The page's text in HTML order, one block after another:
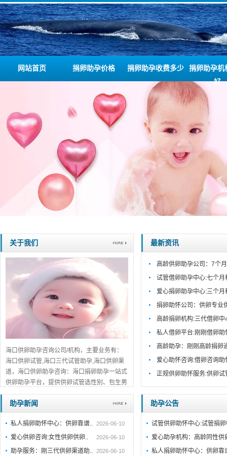
网站首页 捐卵助孕价格 捐卵助孕收费多少
捐卵助孕机
好
关于我们
海口供卵助孕咨询公司/机构，主要业务有：
海口供卵试管,海口三代试管助孕,海口供卵渠
道，海口供卵助孕咨询：海口捐卵助孕一站式
供卵助孕平台，提供供卵试管选性别、包生男
孩包成功服务，海口口碑推荐，免费在线咨
询！...详细>>。。。
最新资讯
高龄供卵助孕公司：7个
试管借卵助孕中心:七个
爱心捐卵助孕中心:三个
捐卵助怀公司：供卵专业
高龄捐卵机构:三代借卵
私人借卵平台:刚刚借卵
高龄助孕：刚刚高龄捐卵
爱心助怀咨询:借卵咨询
正规供卵助怀服务:供卵
助孕新闻
私人捐卵助怀中心：供卵靠谱.. 2026-06-10
爱心供卵咨询:女性供卵供卵.. 2026-06-10
助孕服务：刚三代供卵渠道助.. 2026-06-10
助孕公告
试管供卵助怀中心:试管捐
爱心助孕机构：高龄同性
私人捐卵助怀中心：供卵